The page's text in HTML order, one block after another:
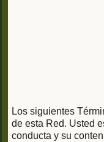
Los siguientes
de esta Red. Usted
conducta y su